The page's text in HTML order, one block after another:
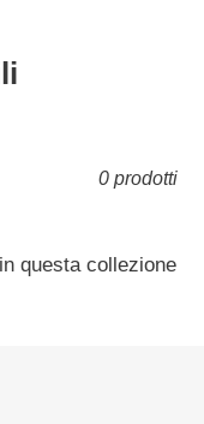
0 prodotti
questa collezione